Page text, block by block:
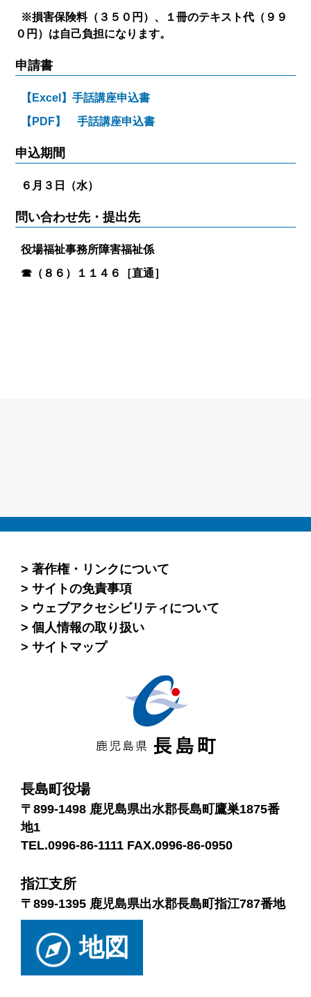
※損害保険料（３５０円）、１冊のテキスト代（９９
０円）は自己負担になります。
申請書
【Excel】手話講座申込書
【PDF】 手話講座申込書
申込期間
６月３日（水）
問い合わせ先・提出先
役場福祉事務所障害福祉係
☎︎（８６）１１４６［直通］
著作権・リンクについて
サイトの免責事項
ウェブアクセシビリティについて
個人情報の取り扱い
サイトマップ
長島町役場
〒899-1498 鹿児島県出水郡長島町鷹巣1875番
地1
TEL.0996-86-1111 FAX.0996-86-0950
指江支所
〒899-1395 鹿児島県出水郡長島町指江787番地
地図